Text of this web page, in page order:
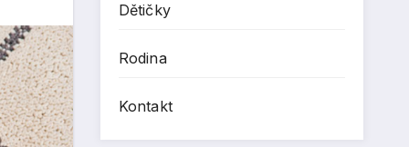
Dětičky
Rodina
Kontakt